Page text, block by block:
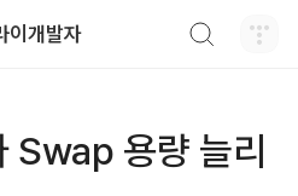
이개발자
용량 늘리